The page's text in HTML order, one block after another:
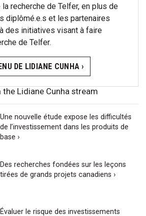
recherche de Telfer, en plus de
diplômé.e.s et les partenaires
des initiatives visant à faire
de Telfer.
DE LIDIANE CUNHA ›
Lidiane Cunha stream
Une nouvelle étude expose les difficultés
de l’investissement dans les produits de
base ›
Des recherches fondées sur les leçons
tirées de grands projets canadiens ›
Évaluer le risque des investissements